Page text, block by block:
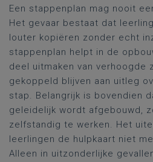
Een stappenplan mag nooit
Het gevaar bestaat dat
louter kopiëren zonder echt
stappenplan helpt in de
deel uitmaken van verhoogde
gekoppeld blijven aan uitleg
stap. Belangrijk is bovendien
geleidelijk wordt afgebouwd,
zelfstandig te werken. Het
leerlingen de hulpkaart niet
Alleen in uitzonderlijke